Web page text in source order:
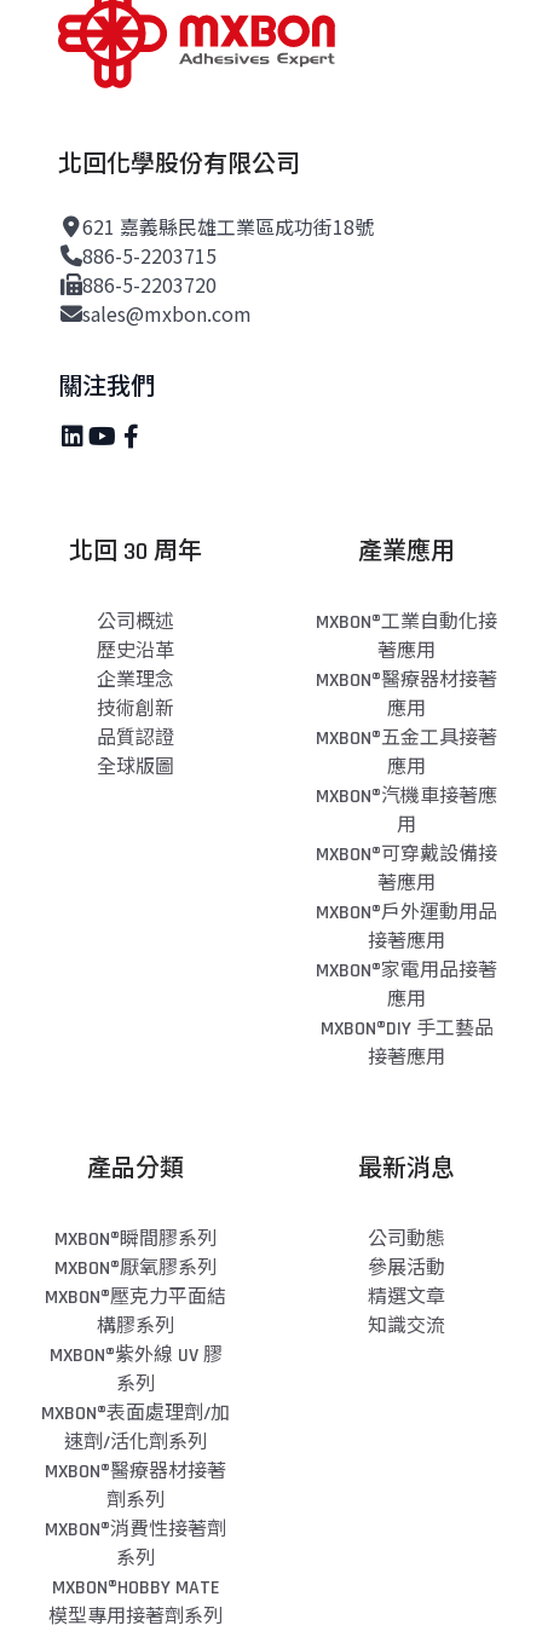
北回化學股份有限公司
621 嘉義縣民雄工業區成功街18號
886-5-2203715
886-5-2203720
sales@mxbon.com
關注我們
北回 30 周年
公司概述
歷史沿革
企業理念
技術創新
品質認證
全球版圖
產業應用
MXBON®工業自動化接
著應用
MXBON®醫療器材接著
應用
MXBON®五金工具接著
應用
MXBON®汽機車接著應
用
MXBON®可穿戴設備接
著應用
MXBON®戶外運動用品
接著應用
MXBON®家電用品接著
應用
MXBON®DIY 手工藝品
接著應用
產品分類
MXBON®瞬間膠系列
MXBON®厭氧膠系列
MXBON®壓克力平面結
構膠系列
MXBON®紫外線 UV 膠
系列
MXBON®表面處理劑/加
速劑/活化劑系列
MXBON®醫療器材接著
劑系列
MXBON®消費性接著劑
系列
MXBON®HOBBY MATE
模型專用接著劑系列
最新消息
公司動態
參展活動
精選文章
知識交流